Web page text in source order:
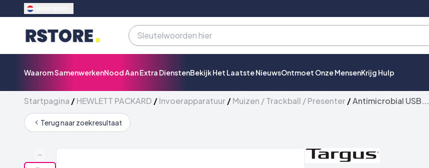
Waarom SamenwerkenNood Aan Extra DienstenBekijk Het Laatste NieuwsOntmoet Onze MensenKrijg Hulp
Startpagina /HEWLETT PACKARD /Invoerapparatuur/Muizen / Trackball / Presenter/Antimicrobial USB...
Terug naar zoekresultaat